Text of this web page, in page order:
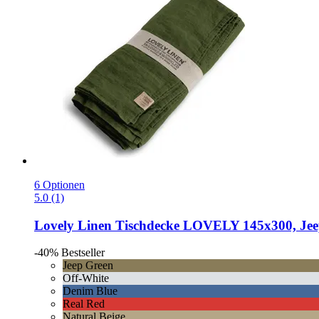
6 Optionen
5.0 (1)
Lovely Linen Tischdecke LOVELY 145x300,
-40% Bestseller
Jeep Green
Off-White
Denim Blue
Real Red